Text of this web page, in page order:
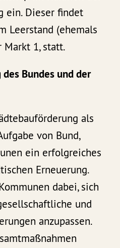
ein. Dieser findet
Leerstand (ehemals
Markt 1, statt.
Bundes und der
als
von Bund,
ein erfolgreiches
Erneuerung.
dabei, sich
und
anzupassen.